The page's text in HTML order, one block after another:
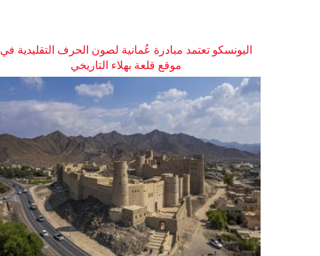
اليونسكو تعتمد مبادرة عُمانية لصون الحرف التقليدية في
موقع قلعة بهلاء التاريخي